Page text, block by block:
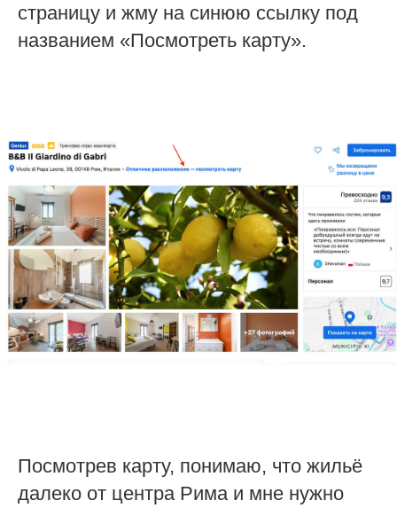
страницу и жму на синюю ссылку под
названием «Посмотреть карту».
Посмотрев карту, понимаю, что жильё
далеко от центра Рима и мне нужно